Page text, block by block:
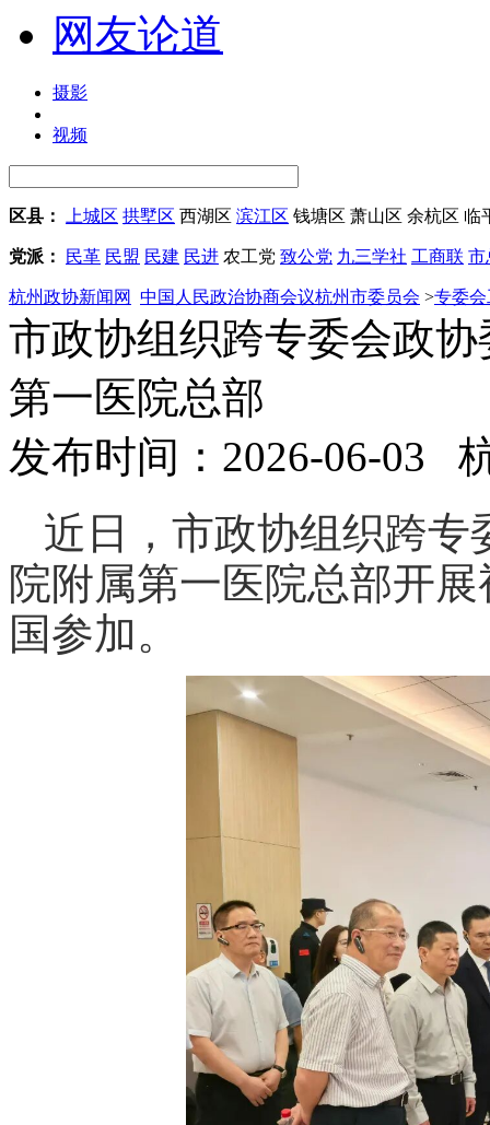
网友论道
摄影
视频
区县： 上城区 拱墅区 西湖区 滨江区 钱塘区 萧山区 余杭区 临
党派： 民革 民盟 民建 民进 农工党 致公党 九三学社 工商联 市
杭州政协新闻网 中国人民政治协商会议杭州市委员会 >专委
市政协组织跨专委会政
第一医院总部
发布时间：2026-06-03
近日，市政协组织跨专
院附属第一医院总部开
国参加。